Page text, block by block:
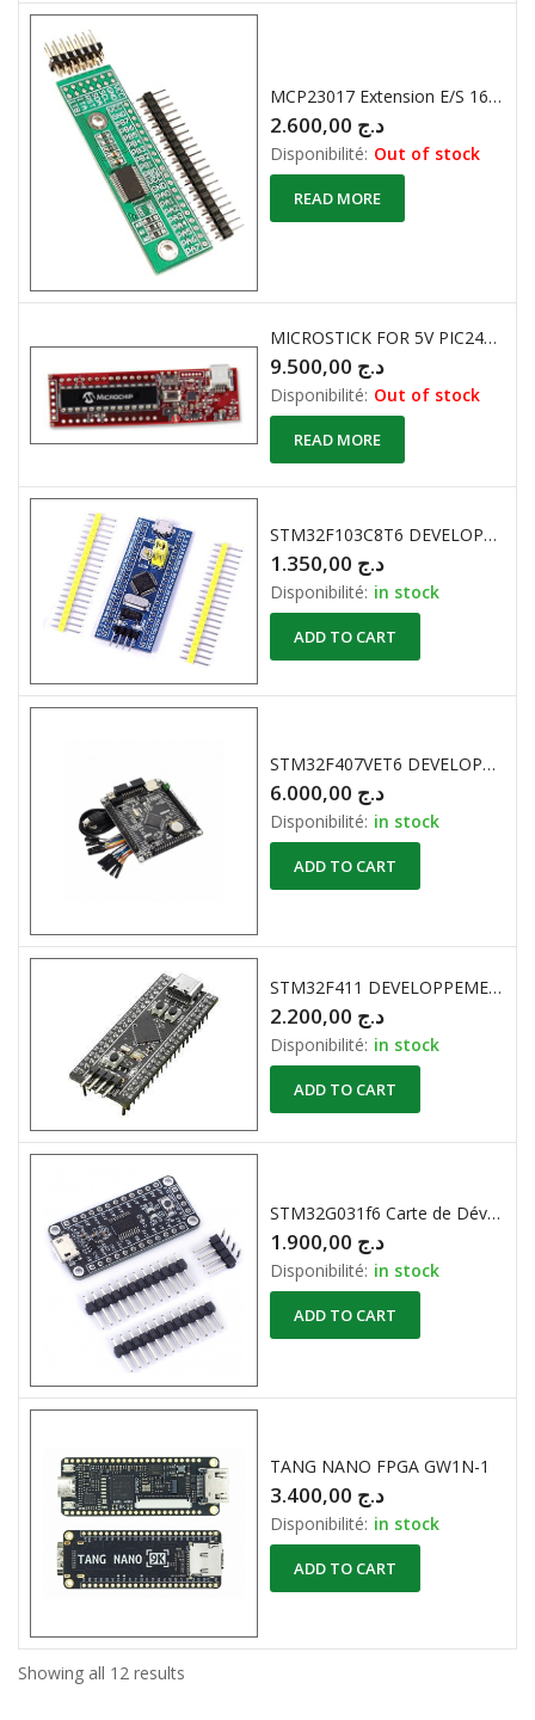
MCP23017 Extension E/S 16 bits bidirectionnel SERIE I2C
د.ج
Disponibilité: Out of stock
READ MORE
MICROSTICK FOR 5V PIC24F K-SERIES
د.ج
Disponibilité: Out of stock
READ MORE
STM32F103C8T6 DEVELOPPEMENT ARM
د.ج
Disponibilité: in stock
ADD TO CART
STM32F407VET6 DEVELOPPEMENT ARM Cortex-M4 Core With DSP And FPU STM32
د.ج
Disponibilité: in stock
ADD TO CART
STM32F411 DEVELOPPEMENT ARM CORTEX-M4
د.ج
Disponibilité: in stock
ADD TO CART
STM32G031f6 Carte de Développement ARM
د.ج
Disponibilité: in stock
ADD TO CART
TANG NANO FPGA GW1N-1
د.ج
Disponibilité: in stock
ADD TO CART
Showing all 12 results